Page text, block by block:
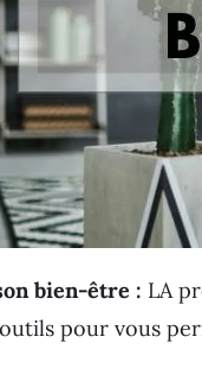
bien-être : LA
pour vous